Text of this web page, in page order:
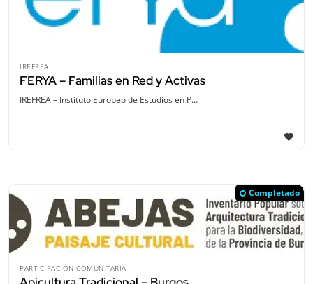
IREFREA
FERYA – Familias en Red y Activas
IREFREA – Instituto Europeo de Estudios en P…
Completado
PARTICIPACIÓN COMUNITARIA